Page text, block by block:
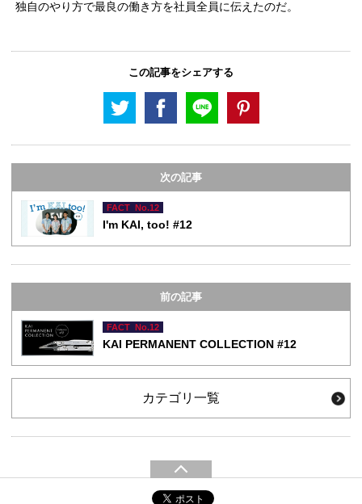
独自のやり方で最良の働き方を社員全員に伝えたのだ。
この記事をシェアする
次の記事
FACT No.12
I'm KAI, too! #12
前の記事
FACT No.12
KAI PERMANENT COLLECTION #12
カテゴリ一覧